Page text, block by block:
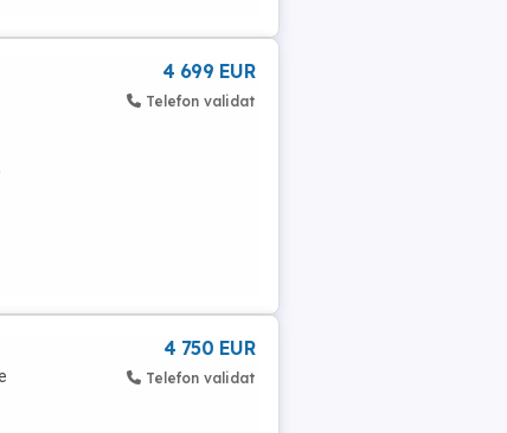
4 699 EUR
Telefon validat
4 750 EUR
Telefon validat